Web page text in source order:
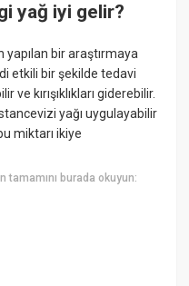
yağ iyi gelir?
yapılan bir araştırmaya
etkili bir şekilde tedavi
ve kırışıklıkları giderebilir.
yağı uygulayabilir
miktarı ikiye
tamamını burada okuyun: